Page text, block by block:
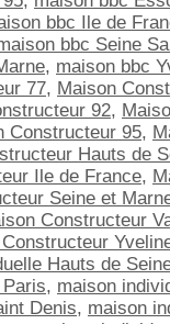
bbc Ile de
bbc Seine
, maison bbc
77, Maison
92,
Constructeur 95,
Hauts de
Ile de France,
Seine et
Constructeur
Hauts de
, maison
Denis, maison